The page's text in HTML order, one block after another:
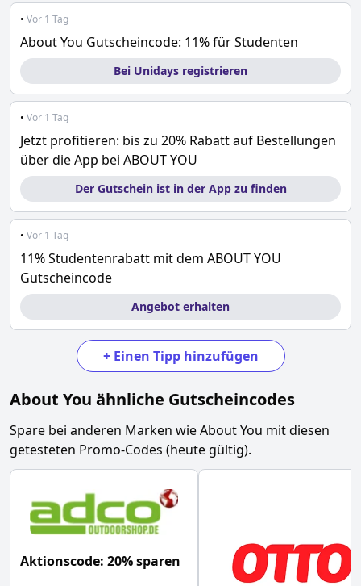
• Vor 1 Tag
About You Gutscheincode: 11% für Studenten
Bei Unidays registrieren
• Vor 1 Tag
Jetzt profitieren: bis zu 20% Rabatt auf Bestellungen
über die App bei ABOUT YOU
Der Gutschein ist in der App zu finden
• Vor 1 Tag
11% Studentenrabatt mit dem ABOUT YOU
Gutscheincode
Angebot erhalten
+ Einen Tipp hinzufügen
About You ähnliche Gutscheincodes
Spare bei anderen Marken wieAbout You mit diesen
getesteten Promo-Codes (heute gültig).
Aktionscode: 20% sparen